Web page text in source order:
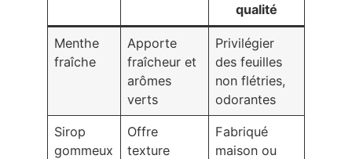
qualité
Menthe
fraîche
Apporte
fraîcheur et
arômes
verts
Privilégier
des feuilles
non flétries,
odorantes
Sirop
gommeux
Offre
texture
Fabriqué
maison ou